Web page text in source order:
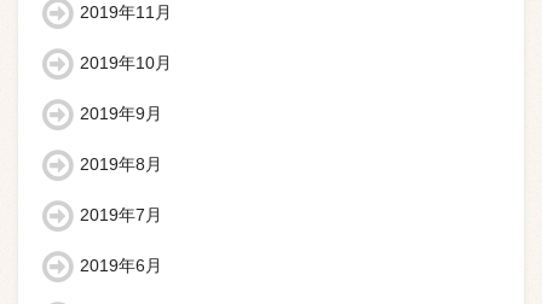
2019年11月
2019年10月
2019年9月
2019年8月
2019年7月
2019年6月